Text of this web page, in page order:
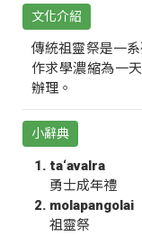
文化介紹
傳統祖靈祭是一
作求學濃縮為一
辦理。
小辭典
ta‘avalra
勇士成年禮
molapangolai
祖靈祭